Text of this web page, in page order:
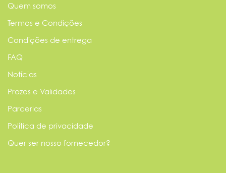
Quem somos
Termos e Condições
Condições de entrega
FAQ
Notícias
Prazos e Validades
Parcerias
Política de privacidade
Quer ser nosso fornecedor?